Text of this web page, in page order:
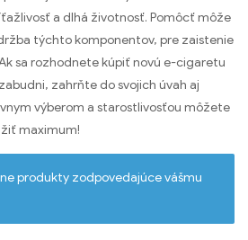
a dlhá životnosť. Pomôcť môže
týchto komponentov, pre zaistenie
sa rozhodnete kúpiť novú e-cigaretu
zahrňte do svojich úvah aj
výberom a starostlivosťou môžete
maximum!
produkty zodpovedajúce vášmu